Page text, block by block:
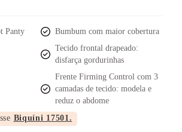
Panty
Bumbum com maior cobertura
Tecido frontal drapeado:
disfarça gordurinhas
Frente Firming Control com 3
camadas de tecido: modela e
reduz o abdome
Biquíni 17501.